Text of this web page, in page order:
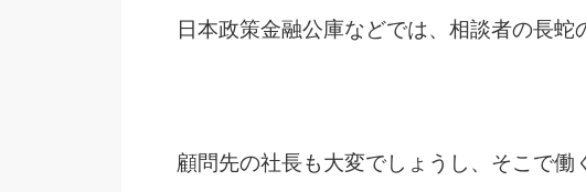
日本政策金融公庫などでは、相談者の長蛇
顧問先の社長も大変でしょうし、そこで働